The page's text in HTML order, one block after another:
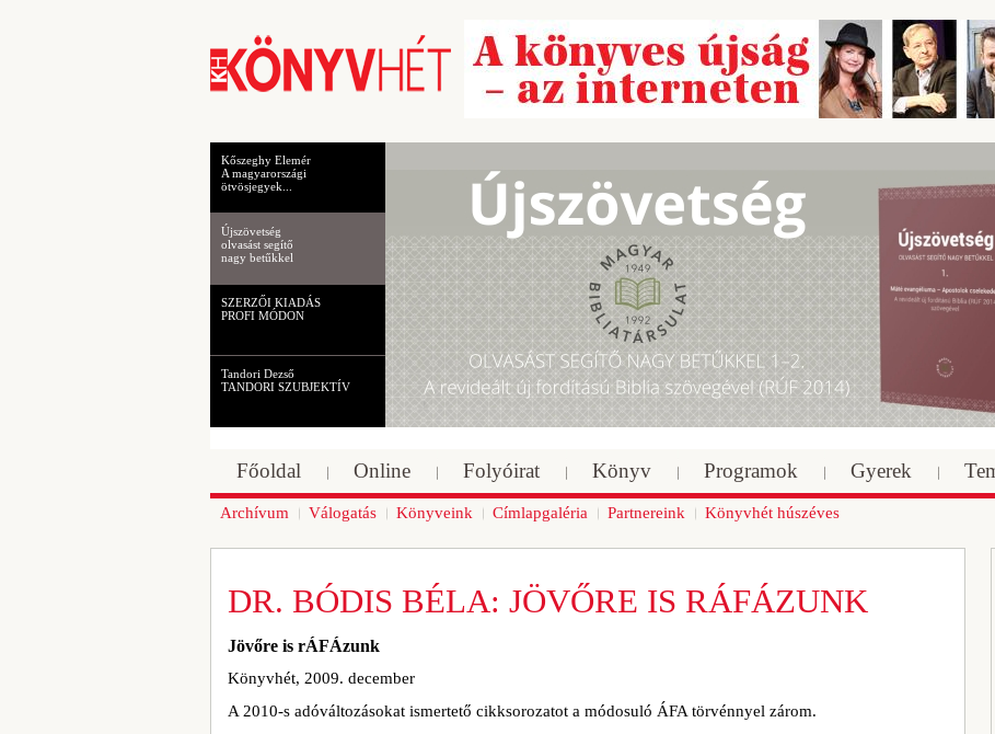
Kőszeghy Elemér
A magyarországi
ötvösjegyek...
Újszövetség
olvasást segítő
nagy betűkkel
SZERZŐI KIADÁS
PROFI MÓDON
Tandori Dezső
TANDORI SZUBJEKTÍV
Főoldal Online Folyóirat Könyv Programok Gyerek
Archívum Válogatás Könyveink Címlapgaléria Partnereink Könyvhét húszéves
DR. BÓDIS BÉLA: JÖVŐRE IS RÁFÁZUNK
Jövőre is rÁFÁzunk
Könyvhét, 2009. december
A 2010-s adóváltozásokat ismertető cikksorozatot a módosuló ÁFA törvénnyel zárom.